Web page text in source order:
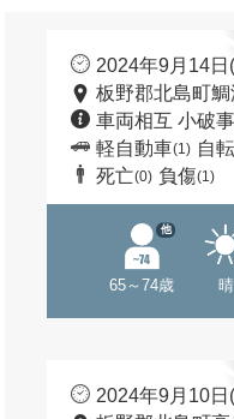
2024年9月14日
板野郡北島町
車両相互 小破
軽自動車(1) 自
死亡(0) 負傷(1)
65～74歳
他
晴
2024年9月10日